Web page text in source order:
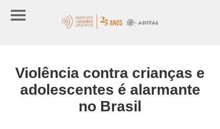
Violência contra crianças e
adolescentes é alarmante
no Brasil